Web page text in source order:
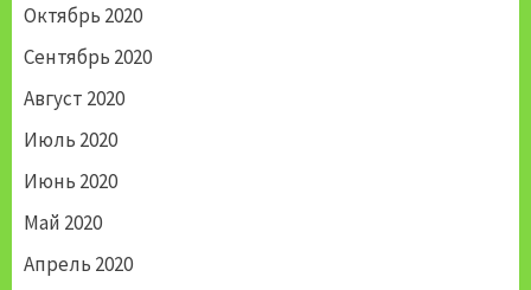
Октябрь 2020
Сентябрь 2020
Август 2020
Июль 2020
Июнь 2020
Май 2020
Апрель 2020